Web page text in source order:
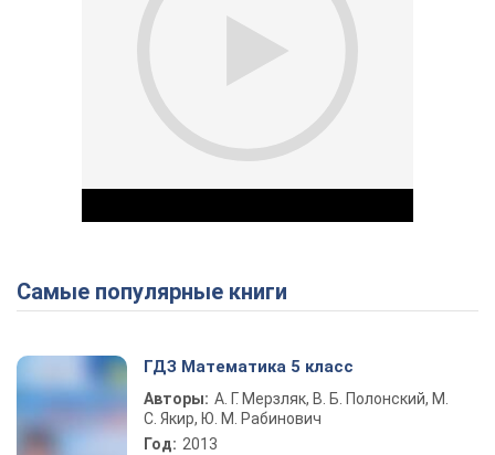
Play Video
Самые популярные книги
ГДЗ Математика 5 класс
Авторы: А. Г. Мерзляк, В. Б. Полонский, М.
С. Якир, Ю. М. Рабинович
Год: 2013